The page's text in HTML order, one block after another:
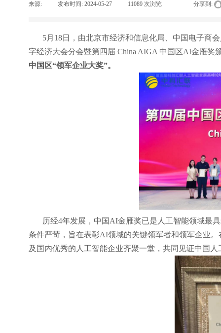
来源: 发布时间: 2024-05-27 11089 次浏览 分享到:
5月18日，由北京市经济和信息化局、中国电子商
字经济大会分会暨第四届 China AIGA 中国区AI金雁奖
中国区“领军企业大奖”。
历经4年发展，中国AI金雁奖已是人工智能领域最
条件严苛，旨在表彰AI领域的关键领军者和领军企业
及国内优秀的人工智能企业齐聚一堂，共同见证中国